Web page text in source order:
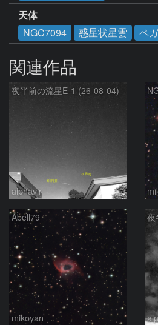
天体
NGC7094
惑星状星雲 ペ
関連作品
夜半前の流星E-1 (26-08-04)
alphavir
Abell79
mikoyan
夜